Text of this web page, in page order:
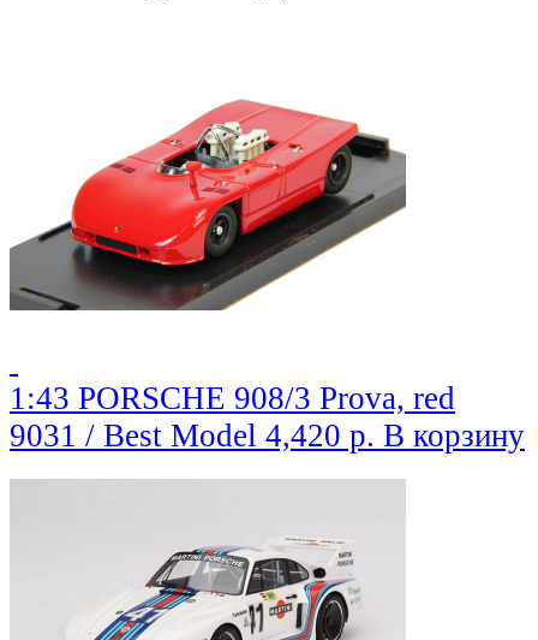
1:43 PORSCHE 908/3 Prova, red
9031 / Best Model 4,420 р. В корзину